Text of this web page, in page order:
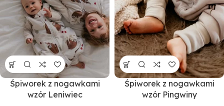
Śpiworek z nogawkami
wzór Leniwiec
Śpiworek z nogawkami
wzór Pingwiny